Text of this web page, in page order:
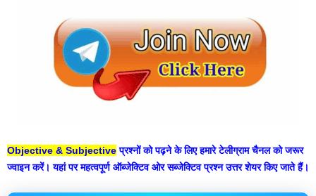
Objective & Subjectiveप्रश्नों को पढ़ने के लिए हमारे टेलीग्राम चैनल को जरूर
ज्वाइन करें। यहां पर महत्वपूर्ण ऑब्जेक्टिव ओर सब्जेक्टिव प्रश्न उत्तर शेयर किए जाते हैं।